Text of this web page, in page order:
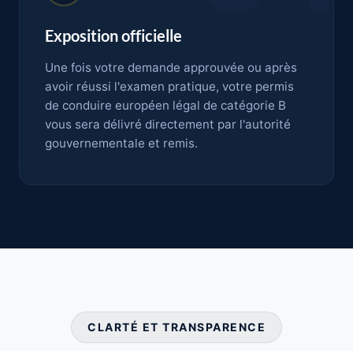
Exposition officielle
Une fois votre demande approuvée ou après
avoir réussi l'examen pratique, votre permis
de conduire européen légal de catégorie B
vous sera délivré directement par l'autorité
gouvernementale et remis.
CLARTÉ ET TRANSPARENCE